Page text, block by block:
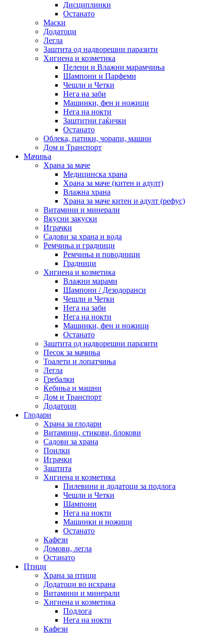
Дисциплинки
Останато
Маски
Додатоци
Легла
Заштита од надворешни паразити
Хигиена и козметика
Пелени и Влажни марамчиња
Шампони и Парфеми
Чешли и Четки
Нега на заби
Машинки, фен и ножици
Нега на нокти
Заштитни гаќички
Останато
Облека, патики, чорапи, машни
Дом и Транспорт
Мачиња
Храна за маче
Медицинска храна
Храна за маче (китен и адулт)
Влажна храна
Храна за маче китен и адулт (рефус)
Витамини и минерали
Вкусни закуски
Играчки
Садови за храна и вода
Ремчиња и градници
Ремчиња и поводници
Градници
Хигиена и козметика
Влажни марами
Шампони / Дезодоранси
Чешли и Четки
Нега на заби
Нега на нокти
Машинки, фен и ножици
Останато
Заштита од надворешни паразити
Песок за мачиња
Тоалети и лопатчиња
Легла
Гребалки
Ќебиња и машни
Дом и Транспорт
Додатоци
Глодари
Храна за глодари
Витамини, стикови, блокови
Садови за храна
Поилки
Играчки
Заштита
Хигиена и козметика
Пилевини и додатоци за подлога
Чешли и Четки
Шампони
Нега на нокти
Машинки и ножици
Останато
Кафези
Домови, легла
Останато
Птици
Храна за птици
Додатоци во исхрана
Витамини и минерали
Хигиена и козметика
Подлога
Нега на нокти
Кафези